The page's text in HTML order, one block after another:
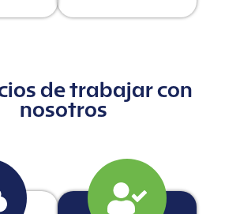
de trabajar con
nosotros